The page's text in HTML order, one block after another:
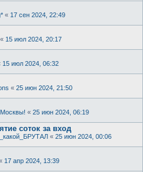
« 17 сен 2024, 22:49
« 15 июл 2024, 20:17
15 июл 2024, 06:32
« 25 июн 2024, 21:50
« 25 июн 2024, 06:19
соток за вход
« 25 июн 2024, 00:06
17 апр 2024, 13:39